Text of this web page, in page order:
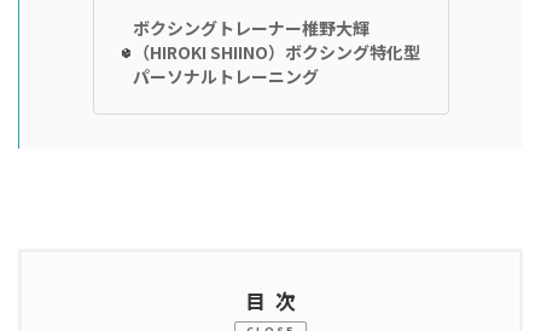
ボクシングトレーナー椎野大輝
（HIROKI SHIINO）ボクシング特化型
パーソナルトレーニング
目次